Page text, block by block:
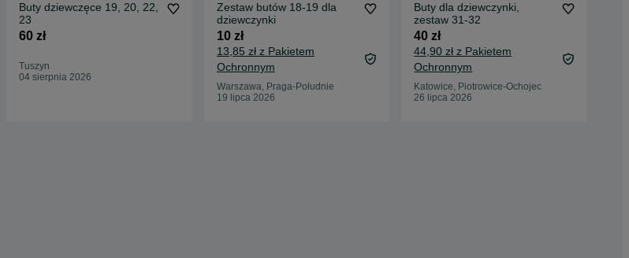
Buty dziewczęce 19, 20, 22,
23
60 zł
Tuszyn
04 sierpnia 2026
Zestaw butów 18-19 dla
dziewczynki
10 zł
13,85 zł z Pakietem
Ochronnym
Warszawa, Praga-Południe
19 lipca 2026
Buty dla dziewczynki,
zestaw 31-32
40 zł
44,90 zł z Pakietem
Ochronnym
Katowice, Piotrowice-Ochojec
26 lipca 2026